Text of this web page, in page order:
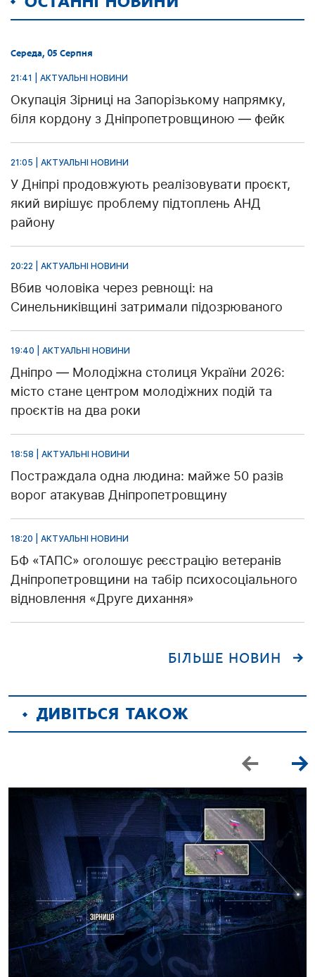
Середа, 05 Серпня
21:41 | АКТУАЛЬНІ НОВИНИ
Окупація Зірниці на Запорізькому напрямку,
біля кордону з Дніпропетровщиною — фейк
21:05 | АКТУАЛЬНІ НОВИНИ
У Дніпрі продовжують реалізовувати проєкт,
який вирішує проблему підтоплень АНД
району
20:22 | АКТУАЛЬНІ НОВИНИ
Вбив чоловіка через ревнощі: на
Синельниківщині затримали підозрюваного
19:40 | АКТУАЛЬНІ НОВИНИ
Дніпро — Молодіжна столиця України 2026:
місто стане центром молодіжних подій та
проєктів на два роки
18:58 | АКТУАЛЬНІ НОВИНИ
Постраждала одна людина: майже 50 разів
ворог атакував Дніпропетровщину
18:20 | АКТУАЛЬНІ НОВИНИ
БФ «ТАПС» оголошує реєстрацію ветеранів
Дніпропетровщини на табір психосоціального
відновлення «Друге дихання»
БІЛЬШЕ НОВИН
ДИВІТЬСЯ ТАКОЖ